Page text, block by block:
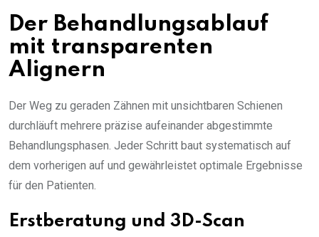
Der Behandlungsablauf
mit transparenten
Alignern
Der Weg zu geraden Zähnen mit unsichtbaren Schienen
durchläuft mehrere präzise aufeinander abgestimmte
Behandlungsphasen. Jeder Schritt baut systematisch auf
dem vorherigen auf und gewährleistet optimale Ergebnisse
für den Patienten.
Erstberatung und 3D-Scan